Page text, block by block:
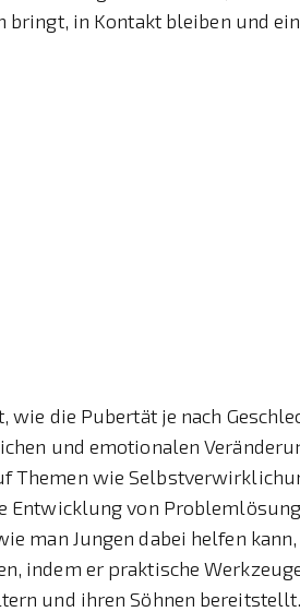
bringt, in Kontakt bleiben und
wie die Pubertät je nach
und emotionalen
Themen wie
Entwicklung von
man Jungen dabei helfen
indem er praktische
und ihren Söhnen bereitstellt.